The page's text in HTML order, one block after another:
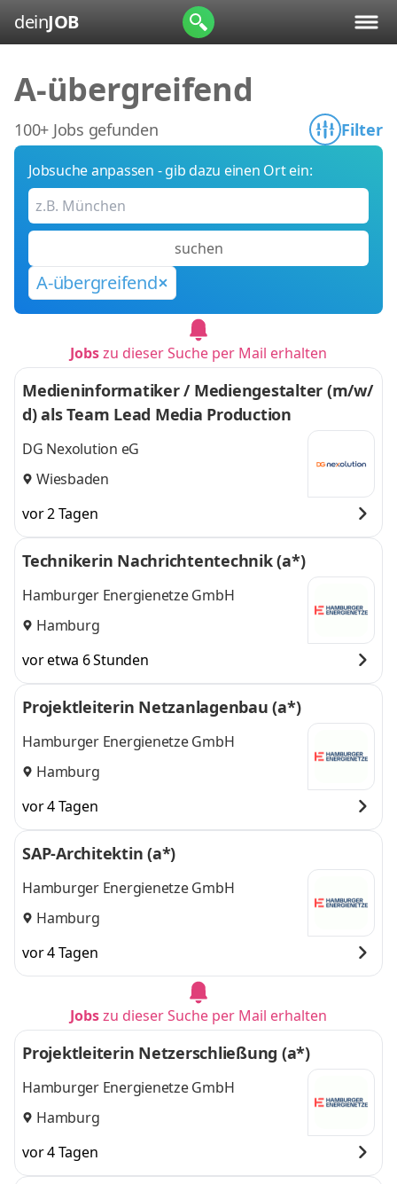
deinJOB
A-übergreifend
100+ Jobs gefunden Filter
Jobsuche anpassen - gib dazu einen Ort ein:
suchen
A-übergreifend
Jobszu dieser Suche per Mail erhalten
Medieninformatiker / Mediengestalter (m/w/
d) als Team Lead Media Production
DG Nexolution eG
Wiesbaden
vor 2 Tagen
Technikerin Nachrichtentechnik (a*)
Hamburger Energienetze GmbH
Hamburg
vor etwa 6 Stunden
Projektleiterin Netzanlagenbau (a*)
Hamburger Energienetze GmbH
Hamburg
vor 4 Tagen
SAP-Architektin (a*)
Hamburger Energienetze GmbH
Hamburg
vor 4 Tagen
Jobszu dieser Suche per Mail erhalten
Projektleiterin Netzerschließung (a*)
Hamburger Energienetze GmbH
Hamburg
vor 4 Tagen